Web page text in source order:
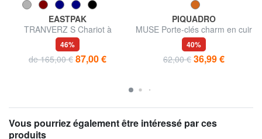
EASTPAK
TRANVERZ S Chariot à
bagages à main
46%
de 165,00 € 87,00 €
PIQUADRO
MUSE Porte-clés charm en cuir
40%
62,00 € 36,99 €
Vous pourriez également être intéressé par ces
produits